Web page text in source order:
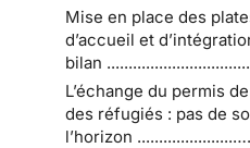
Mise en place des
d’accueil et
bilan
L’échange du permis
des réfugiés : pas de
l’horizon